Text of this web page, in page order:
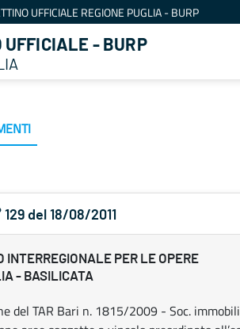
UFFICIALE REGIONE PUGLIA - BURP
- BURP
del 18/08/2011
INTERREGIONALE PER LE OPERE
- BASILICATA
del TAR Bari n. 1815/2009 - Soc.